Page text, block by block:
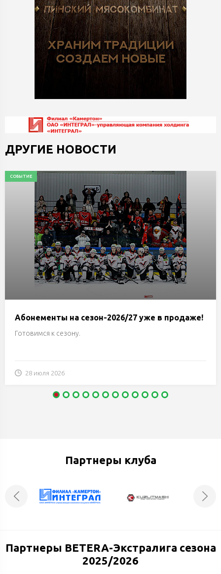
ДРУГИЕ НОВОСТИ
СОБЫТИЕ
Абонементы на сезон-2026/27 уже в продаже!
Готовимся к сезону.
28 июля 2026
Партнеры клуба
Партнеры BETERA-Экстралига сезона
2025/2026